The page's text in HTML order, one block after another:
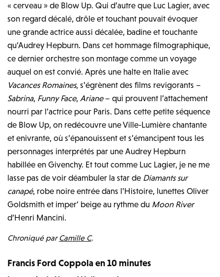
« cerveau » de Blow Up. Qui d’autre que Luc Lagier, avec
son regard décalé, drôle et touchant pouvait évoquer
une grande actrice aussi décalée, badine et touchante
qu’Audrey Hepburn. Dans cet hommage filmographique,
ce dernier orchestre son montage comme un voyage
auquel on est convié. Après une halte en Italie avec
Vacances Romaines, s’égrènent des films revigorants –
Sabrina, Funny Face,Ariane– qui prouvent l’attachement
nourri par l’actrice pour Paris. Dans cette petite séquence
de Blow Up, on redécouvre une Ville-Lumière chantante
et enivrante, où s’épanouissent et s’émancipent tous les
personnages interprétés par une Audrey Hepburn
habillée en Givenchy. Et tout comme Luc Lagier, je ne me
lasse pas de voir déambuler la star de Diamants sur
canapé, robe noire entrée dans l’Histoire, lunettes Oliver
Goldsmith et imper’ beige au rythme du Moon River
d’Henri Mancini.
Chroniqué par Camille C.
Francis Ford Coppola en 10 minutes